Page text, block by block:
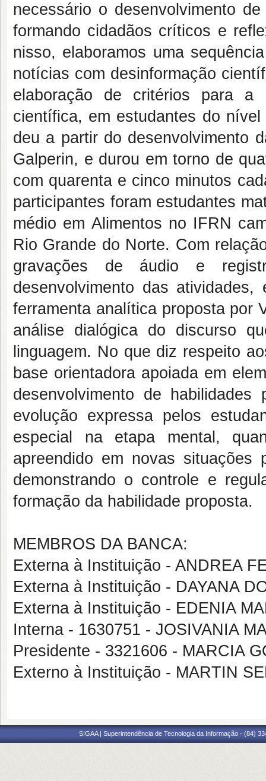
necessário o desenvolvimento
formando cidadãos críticos e
nisso, elaboramos uma
notícias com desinformação
elaboração de critérios para a
científica, em estudantes do
deu a partir do desenvolvimento
Galperin, e durou em torno de
com quarenta e cinco minutos
participantes foram estudantes
médio em Alimentos no IFRN
Rio Grande do Norte. Com
gravações de áudio e
desenvolvimento das
ferramenta analítica proposta por
análise dialógica do discurso
linguagem. No que diz respeito
base orientadora apoiada em
desenvolvimento de
evolução expressa pelos
especial na etapa mental,
apreendido em novas situações
demonstrando o controle e
formação da habilidade proposta.
MEMBROS DA BANCA:
Externa à Instituição - ANDREA
Externa à Instituição - DAYANA
Externa à Instituição - EDENIA
Interna - 1630751 - JOSIVANIA
Presidente - 3321606 - MARCIA
Externo à Instituição - MARTIN
SIGAA | Superintendência de Tecnologia da Informação - (84)